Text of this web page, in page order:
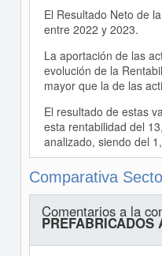
El Resultado Neto de
entre 2022 y 2023.
La aportación de las
evolución de la
mayor que la de las
El resultado de estas
esta rentabilidad del
analizado, siendo del
Comparativa
Comentarios a la
PREFABRICADOS